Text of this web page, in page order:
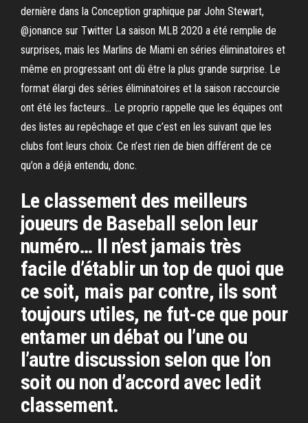
dernière dans la Conception graphique par John Stewart,
@jonance sur Twitter La saison MLB 2020 a été remplie de
surprises, mais les Marlins de Miami en séries éliminatoires et
même en progressant ont dû être la plus grande surprise. Le
format élargi des séries éliminatoires et la saison raccourcie
ont été les facteurs… Le proprio rappelle que les équipes ont
des listes au repêchage et que c’est en les suivant que les
clubs font leurs choix. Ce n’est rien de bien différent de ce
qu’on a déjà entendu, donc.
Le classement des meilleurs
joueurs de Baseball selon leur
numéro… Il n’est jamais très
facile d’établir un top de quoi que
ce soit, mais par contre, ils sont
toujours utiles, ne fut-ce que pour
entamer un débat ou l’une ou
l’autre discussion selon que l’on
soit ou non d’accord avec ledit
classement.